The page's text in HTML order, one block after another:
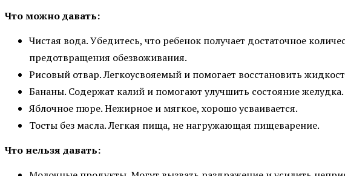
Что можно давать:
Чистая вода. Убедитесь, что ребенок получает достаточное
предотвращения обезвоживания.
Рисовый отвар. Легкоусвояемый и помогает восстановить
Бананы. Содержат калий и помогают улучшить состояние желудка.
Яблочное пюре. Нежирное и мягкое, хорошо усваивается.
Тосты без масла. Легкая пища, не нагружающая пищеварение.
Что нельзя давать: